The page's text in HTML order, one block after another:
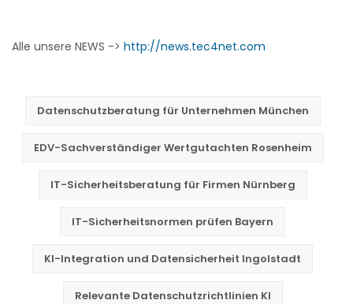
Alle unsere NEWS -> http://news.tec4net.com
Datenschutzberatung für Unternehmen München
EDV-Sachverständiger Wertgutachten Rosenheim
IT-Sicherheitsberatung für Firmen Nürnberg
IT-Sicherheitsnormen prüfen Bayern
KI-Integration und Datensicherheit Ingolstadt
Relevante Datenschutzrichtlinien KI